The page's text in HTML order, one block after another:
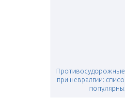
при невралгии: